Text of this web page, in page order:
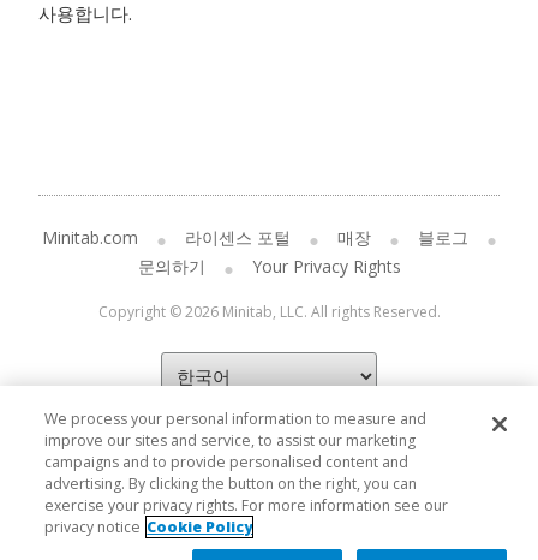
사용합니다.
Minitab.com 라이센스 포털 매장
블로그
문의하기
Your Privacy Rights
Copyright © 2026 Minitab, LLC. All rights Reserved.
We process your personal information to measure and
improve our sites and service, to assist our marketing
campaigns and to provide personalised content and
advertising. By clicking the button on the right, you can
exercise your privacy rights. For more information see our
privacy notice Cookie Policy